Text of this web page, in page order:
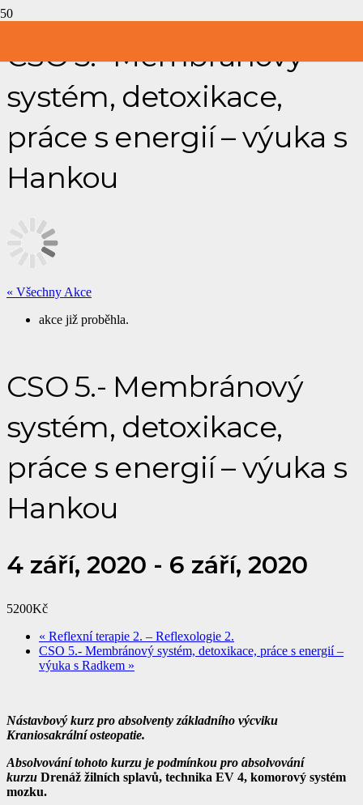
CSO 5.- Membránový
systém, detoxikace,
práce s energií – výuka s
Hankou
« Všechny Akce
akce již proběhla.
CSO 5.- Membránový
systém, detoxikace,
práce s energií – výuka s
Hankou
4 září, 2020 - 6 září, 2020
5200Kč
« Reflexní terapie 2. – Reflexologie 2.
CSO 5.- Membránový systém, detoxikace, práce s energií –
výuka s Radkem »
Nástavbový kurz pro absolventy základního výcviku
Kraniosakrální osteopatie.
Absolvování tohoto kurzu je podmínkou pro absolvování
kurzu Drenáž žilních splavů, technika EV 4, komorový systém
mozku.